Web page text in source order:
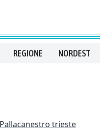
REGIONE NORDEST
Pallacanestro trieste